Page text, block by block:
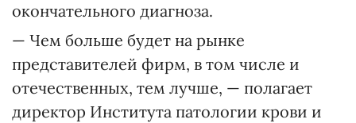
окончательного диагноза.
— Чем больше будет на рынке
представителей фирм, в том числе и
отечественных, тем лучше, — полагает
директор Института патологии крови и